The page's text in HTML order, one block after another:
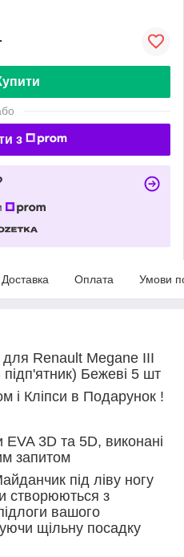
з
Доставка Оплата Умови
Renault Megane III
Бежеві 5 шт
і Кліпси в Подарунок !
3D та 5D, виконані
запитом
під ліву ногу
створюються з
вашого
щільну посадку